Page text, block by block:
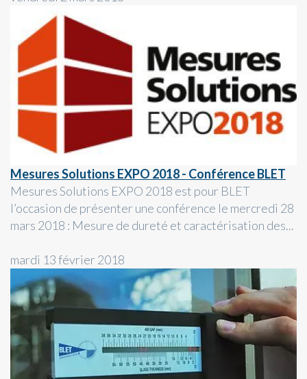
Mesures Solutions EXPO 2018 - Conférence BLET
Mesures Solutions EXPO 2018 est pour BLET
l’occasion de présenter une conférence le mercredi 28
mars 2018 : Mesure de dureté et caractérisation des...
mardi 13 février 2018